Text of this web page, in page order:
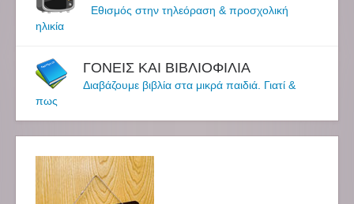
Εθισμός στην τηλεόραση & προσχολική
ηλικία
ΓΟΝΕΙΣ ΚΑΙ ΒΙΒΛΙΟΦΙΛΙΑ
Διαβάζουμε βιβλία στα μικρά παιδιά. Γιατί &
πως